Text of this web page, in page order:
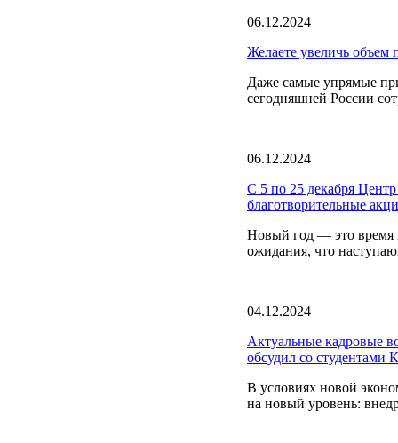
06.12.2024
Желаете увеличь объем
Даже самые упрямые
сегодняшней России
06.12.2024
С 5 по 25 декабря
благотворительные
Новый год — это время
ожидания, что
04.12.2024
Актуальные кадровые
обсудил со студентами
В условиях новой
на новый уровень: